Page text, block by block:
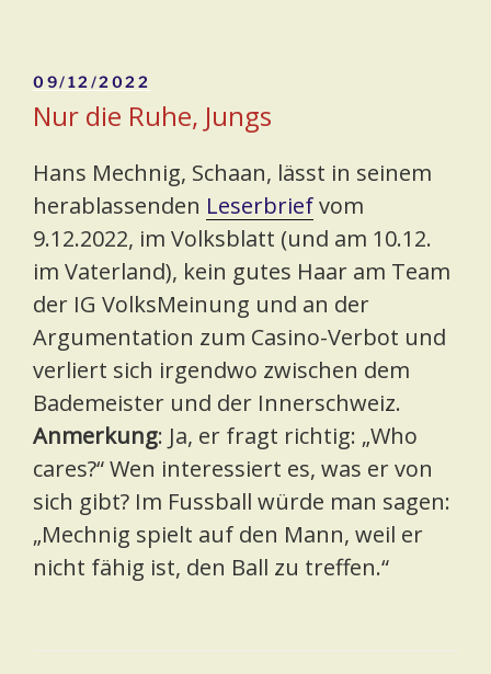
Veröffentlicht
am
09/12/2022
Nur die Ruhe, Jungs
Hans Mechnig, Schaan, lässt in seinem
herablassenden Leserbriefvom
9.12.2022, im Volksblatt (und am 10.12.
im Vaterland), kein gutes Haar am Team
der IG VolksMeinung und an der
Argumentation zum Casino-Verbot und
verliert sich irgendwo zwischen dem
Bademeister und der Innerschweiz.
Anmerkung: Ja, er fragt richtig: „Who
cares?“ Wen interessiert es, was er von
sich gibt? Im Fussball würde man sagen:
„Mechnig spielt auf den Mann, weil er
nicht fähig ist, den Ball zu treffen.“